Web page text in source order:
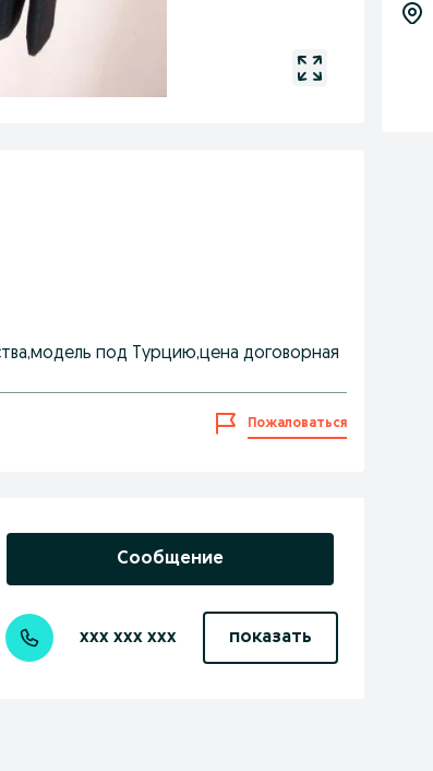
под Турцию,цена договорная
Пожаловаться
Сообщение
xxx xxx xxx показать